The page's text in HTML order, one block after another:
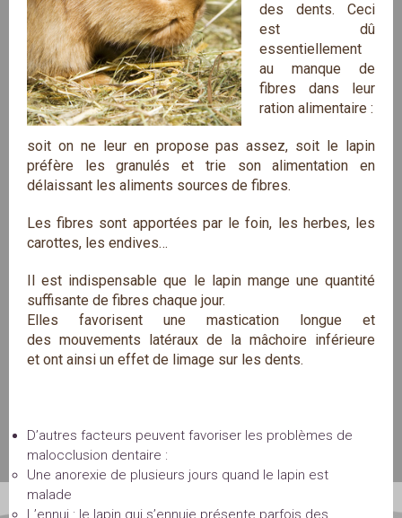
des dents. Ceci
est dû
essentiellement
au manque de
fibres dans leur
ration alimentaire :
soit on ne leur en propose pas assez, soit le lapin
préfère les granulés et trie son alimentation en
délaissant les aliments sources de fibres.
Les fibres sont apportées par le foin, les herbes, les
carottes, les endives…
Il est indispensable que le lapin mange une quantité
suffisante de fibres chaque jour.
Elles favorisent une mastication longue et
des mouvements latéraux de la mâchoire inférieure
et ont ainsi un effet de limage sur les dents.
D’autres facteurs peuvent favoriser les problèmes de
malocclusion dentaire :
Une anorexie de plusieurs jours quand le lapin est
malade
L’ennui : le lapin qui s’ennuie présente parfois des